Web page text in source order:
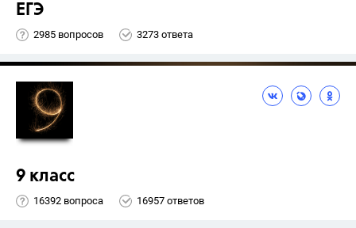
ЕГЭ
2985 вопросов 3273 ответа
9 класс
16392 вопроса 16957 ответов